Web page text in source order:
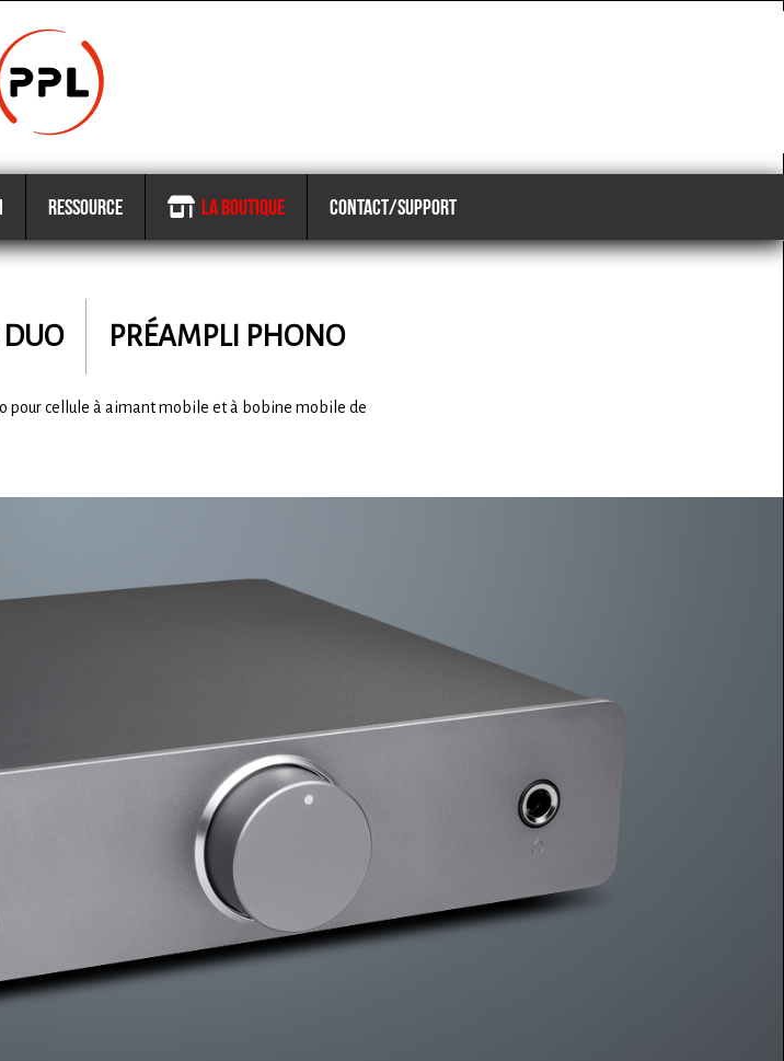
RESSOURCE LA BOUTIQUE CONTACT/SUPPORT
DUO PRÉAMPLI PHONO
pour cellule à aimant mobile et à bobine mobile de